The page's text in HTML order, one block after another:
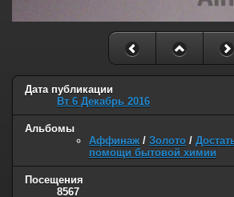
Дата публикации
Вт 6 Декабрь 2016
Альбомы
Аффинаж / Золото /
помощи бытовой химии
Посещения
8567